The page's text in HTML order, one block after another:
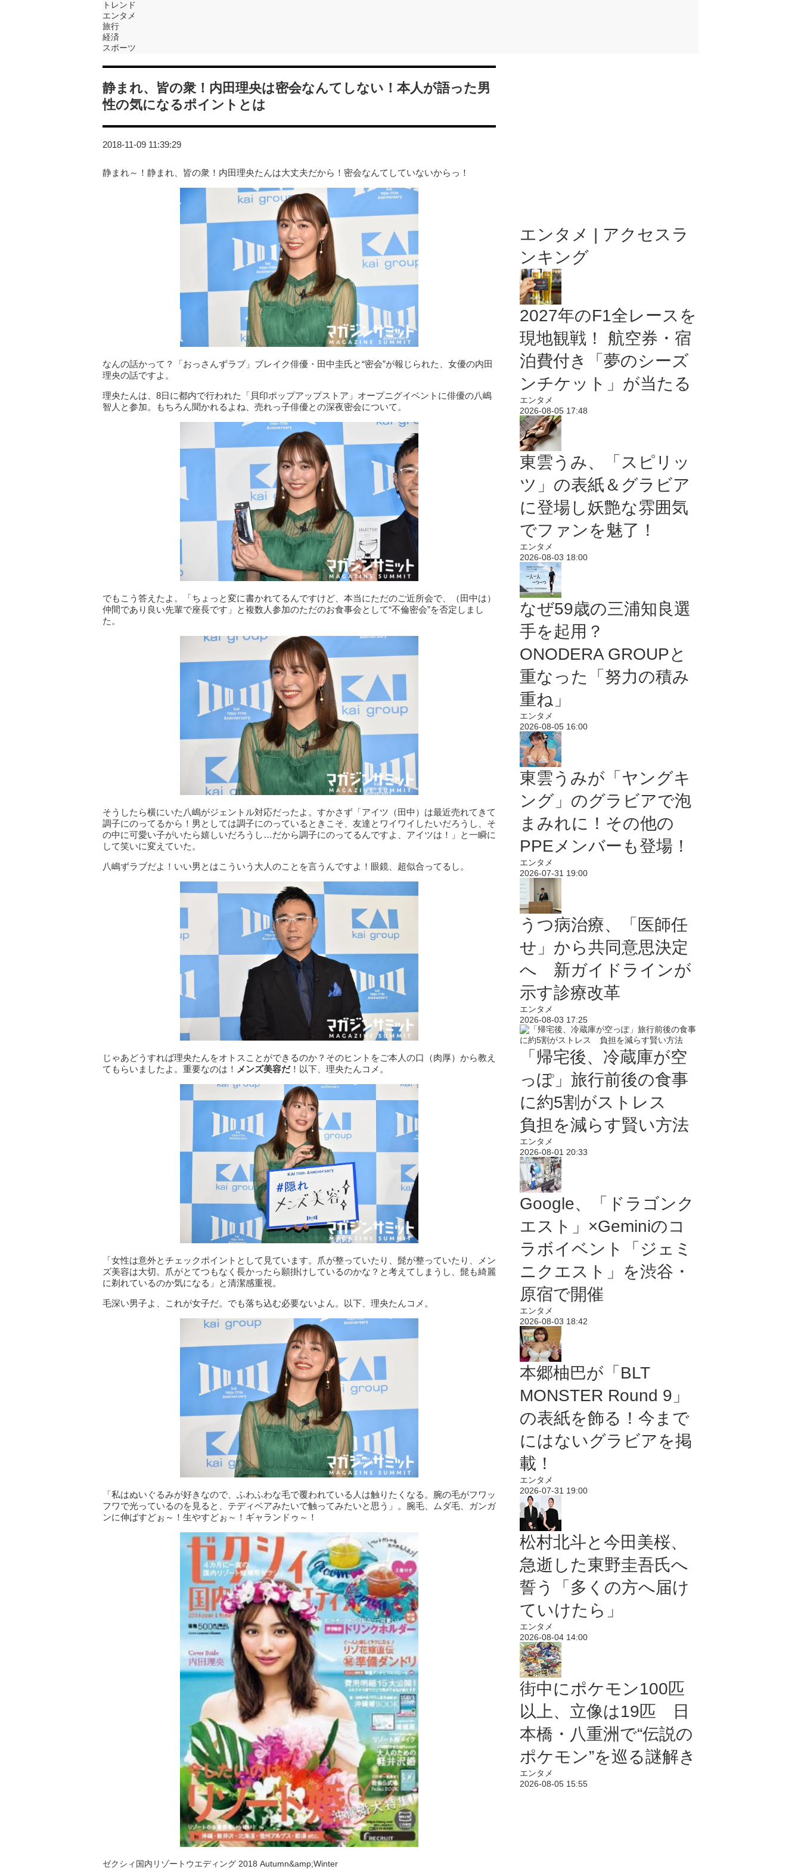
トレンド
エンタメ
旅行
経済
スポーツ
静まれ、皆の衆！内田理央は密会なんてしない！本人が語った男
性の気になるポイントとは
2018-11-09 11:39:29
静まれ～！静まれ、皆の衆！内田理央たんは大丈夫だから！密会なんてしていないからっ！
なんの話かって？「おっさんずラブ」ブレイク俳優・田中圭氏と“密会”が報じられた、女優の内田
理央の話ですよ。
理央たんは、8日に都内で行われた「貝印ポップアップストア」オープニグイベントに俳優の八嶋
智人と参加。もちろん聞かれるよね、売れっ子俳優との深夜密会について。
でもこう答えたよ。「ちょっと変に書かれてるんですけど、本当にただのご近所会で、（田中は）
仲間であり良い先輩で座長です」と複数人参加のただのお食事会として“不倫密会”を否定しまし
た。
そうしたら横にいた八嶋がジェントル対応だったよ。すかさず「アイツ（田中）は最近売れてきて
調子にのってるから！男としては調子にのっているときこそ、友達とワイワイしたいだろうし、そ
の中に可愛い子がいたら嬉しいだろうし…だから調子にのってるんですよ、アイツは！」と一瞬に
して笑いに変えていた。
八嶋ずラブだよ！いい男とはこういう大人のことを言うんですよ！眼鏡、超似合ってるし。
じゃあどうすれば理央たんをオトスことができるのか？そのヒントをご本人の口（肉厚）から教え
てもらいましたよ。重要なのは！ メンズ美容だ！以下、理央たんコメ。
「女性は意外とチェックポイントとして見ています。爪が整っていたり、髭が整っていたり、メン
ズ美容は大切。爪がとてつもなく長かったら願掛けしているのかな？と考えてしまうし、髭も綺麗
に剃れているのか気になる」と清潔感重視。
毛深い男子よ、これが女子だ。でも落ち込む必要ないよん。以下、理央たんコメ。
「私はぬいぐるみが好きなので、ふわふわな毛で覆われている人は触りたくなる。腕の毛がフワッ
フワで光っているのを見ると、テディベアみたいで触ってみたいと思う」。腕毛、ムダ毛、ガンガ
ンに伸ばすどぉ～！生やすどぉ～！ギャランドゥ～！
ゼクシィ国内リゾートウエディング 2018 Autumn&amp;Winter
エンタメ | アクセスラ
ンキング
2027年のF1全レースを
現地観戦！ 航空券・宿
泊費付き「夢のシーズ
ンチケット」が当たる
エンタメ
2026-08-05 17:48
東雲うみ、「スピリッ
ツ」の表紙＆グラビア
に登場し妖艶な雰囲気
でファンを魅了！
エンタメ
2026-08-03 18:00
なぜ59歳の三浦知良選
手を起用？
ONODERA GROUPと
重なった「努力の積み
重ね」
エンタメ
2026-08-05 16:00
東雲うみが「ヤングキ
ング」のグラビアで泡
まみれに！その他の
PPEメンバーも登場！
エンタメ
2026-07-31 19:00
うつ病治療、「医師任
せ」から共同意思決定
へ 新ガイドラインが
示す診療改革
エンタメ
2026-08-03 17:25
「帰宅後、冷蔵庫が空
っぽ」旅行前後の食事
に約5割がストレス
負担を減らす賢い方法
エンタメ
2026-08-01 20:33
Google、「ドラゴンク
エスト」×Geminiのコ
ラボイベント「ジェミ
ニクエスト」を渋谷・
原宿で開催
エンタメ
2026-08-03 18:42
本郷柚巴が「BLT
MONSTER Round 9」
の表紙を飾る！今まで
にはないグラビアを掲
載！
エンタメ
2026-07-31 19:00
松村北斗と今田美桜、
急逝した東野圭吾氏へ
誓う「多くの方へ届け
ていけたら」
エンタメ
2026-08-04 14:00
街中にポケモン100匹
以上、立像は19匹 日
本橋・八重洲で“伝説の
ポケモン”を巡る謎解き
エンタメ
2026-08-05 15:55